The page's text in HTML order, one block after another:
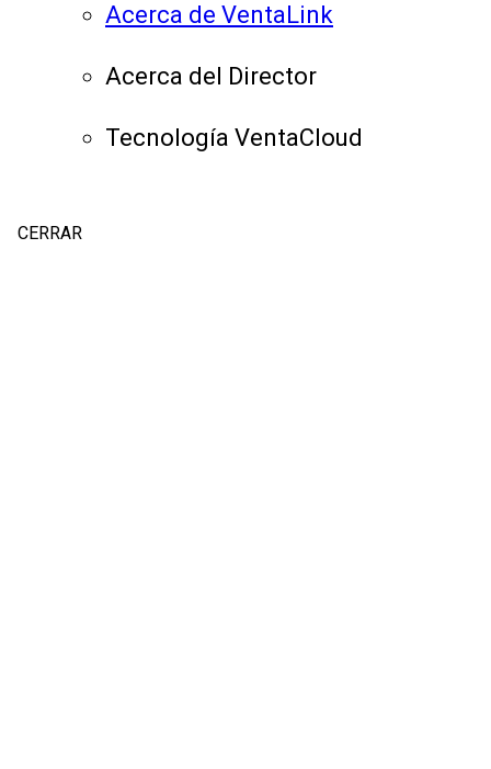
Acerca de VentaLink
Acerca del Director
Tecnología VentaCloud
CERRAR